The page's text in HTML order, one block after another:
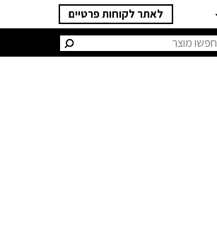
לאתר לקוחות פרטיים
חיפוש: